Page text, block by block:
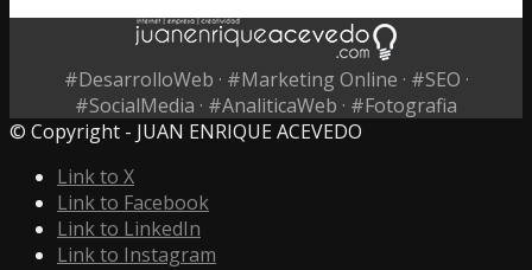
#DesarrolloWeb · #Marketing Online · #SEO ·
#SocialMedia · #AnaliticaWeb · #Fotografia
© Copyright - JUAN ENRIQUE ACEVEDO
Link to X
Link to Facebook
Link to LinkedIn
Link to Instagram